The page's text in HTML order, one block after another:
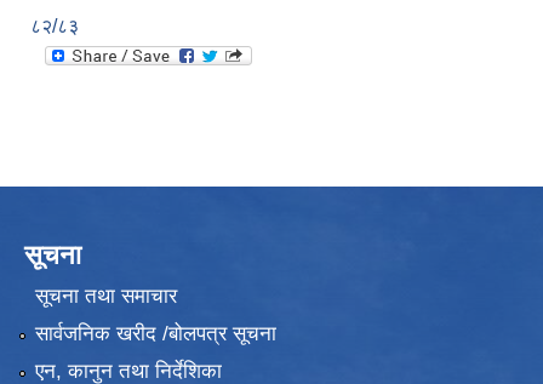
८२/८३
सूचना
सूचना तथा समाचार
सार्वजनिक खरीद /बोलपत्र सूचना
एन, कानुन तथा निर्देशिका